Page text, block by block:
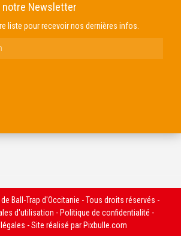
notre Newsletter
liste pour recevoir nos dernières infos.
Ball-Trap d'Occitanie - Tous droits réservés -
d'utilisation - Politique de confidentialité -
- Site réalisé par Pixbulle.com